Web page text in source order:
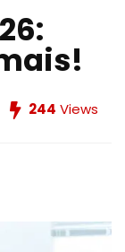
244 Views